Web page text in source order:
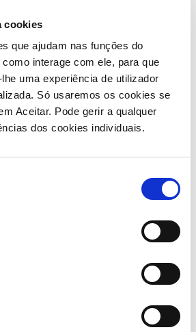
cookies
que ajudam nas funções do
interage com ele, para que
uma experiência de utilizador
Só usaremos os cookies se
Aceitar. Pode gerir a qualquer
dos cookies individuais.
GOVERNO